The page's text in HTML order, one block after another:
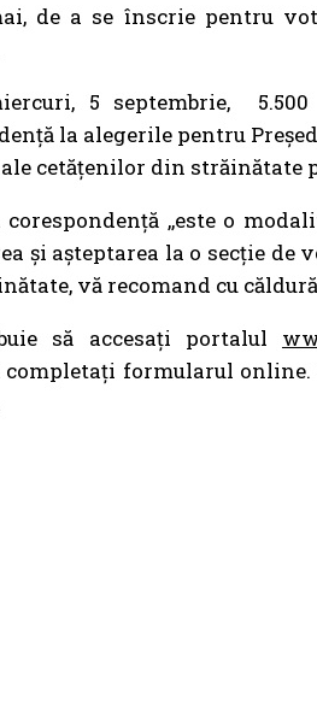
de a se înscrie pentru
5 septembrie,
la alegerile pentru
cetățenilor din
,,este o
și așteptarea la o secție de
vă recomand cu
să accesați portalul
completați formularul